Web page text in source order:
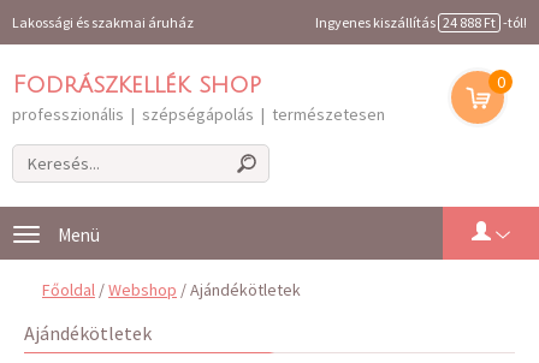
Lakossági és szakmai áruház Ingyenes kiszállítás 24 888 Ft -tól!
Fodrászkellék shop
professzionális | szépségápolás | természetesen
0
Toggle
navigation
Főoldal /Webshop / Ajándékötletek
Ajándékötletek